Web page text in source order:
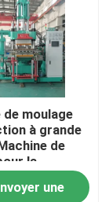
de moulage
à grande
de
la
de pièces
une